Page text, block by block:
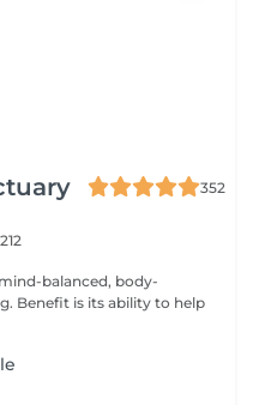
352
balanced, body-